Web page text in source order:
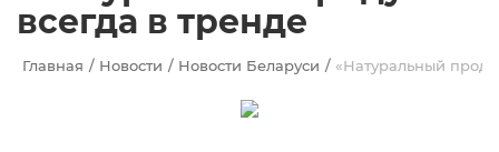
всегда в тренде
Главная Новости Новости Беларуси «Натуральный